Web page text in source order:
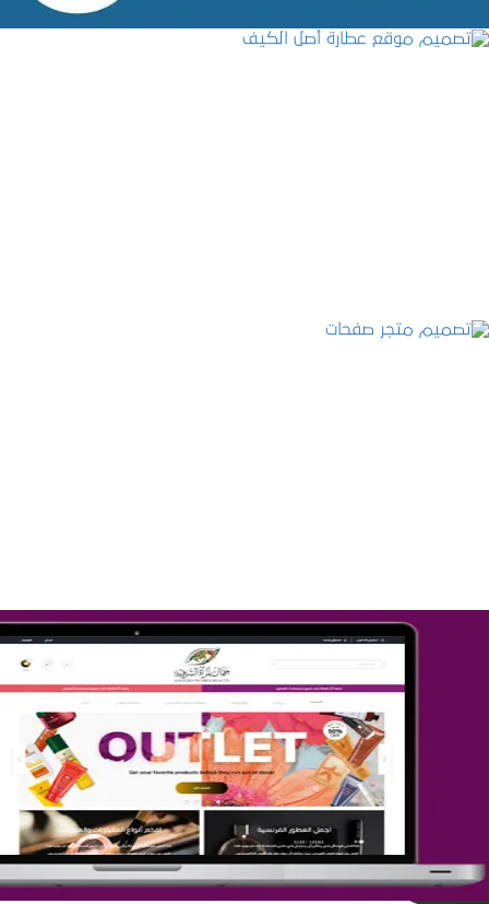
تصميم متجر جمال المرأة الشرقية
التفاصيل